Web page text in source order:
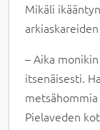
Mikäli
– Aika
itsenäisesti.
Pielaveden